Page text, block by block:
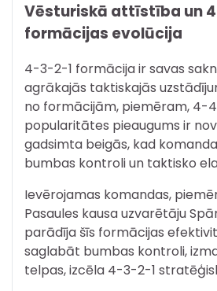
Vēsturiskā attīstība un
formācijas evolūcija
4-3-2-1 formācija ir savas
agrākajās taktiskajās
no formācijām, piemēram, 4-
popularitātes pieaugums ir
gadsimta beigās, kad
bumbas kontroli un taktisko
Ievērojamas komandas,
Pasaules kausa uzvarētāju
parādīja šīs formācijas
saglabāt bumbas kontroli,
telpas, izcēla 4-3-2-1